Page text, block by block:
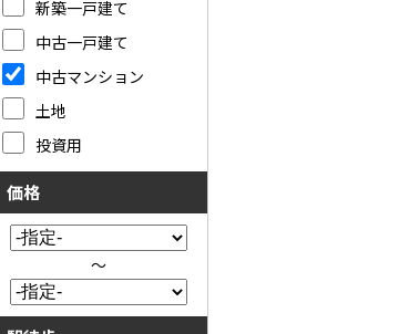
新築一戸建て
中古一戸建て
中古マンション
土地
投資用
価格
～